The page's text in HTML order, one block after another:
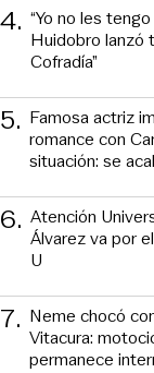
4. “Yo no les
Huidobro lanzó
Cofradía”
5. Famosa actriz
romance con
situación: se
6. Atención
Álvarez va por
U
7. Neme chocó
Vitacura:
permanece